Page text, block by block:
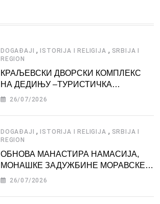
DOGAĐAJI , ISTORIJA I RELIGIJA , SRBIJA I
REGION
КРАЉЕВСКИ ДВОРСКИ КОМПЛЕКС
НА ДЕДИЊУ –ТУРИСТИЧКА
АТРАКЦИЈА
26/07/2026
DOGAĐAJI , ISTORIJA I RELIGIJA , SRBIJA I
REGION
ОБНОВА МАНАСТИРА НАМАСИЈА,
МОНАШКЕ ЗАДУЖБИНЕ МОРАВСКЕ
СРБИЈЕ
26/07/2026